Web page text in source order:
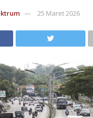
25 Maret 2026